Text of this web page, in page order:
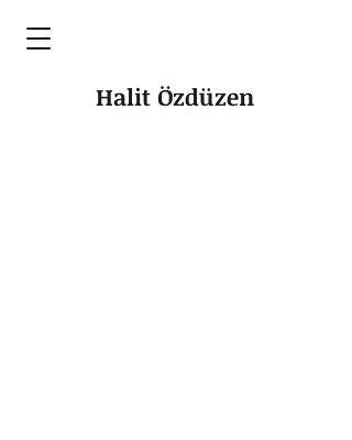
Halit Özdüzen